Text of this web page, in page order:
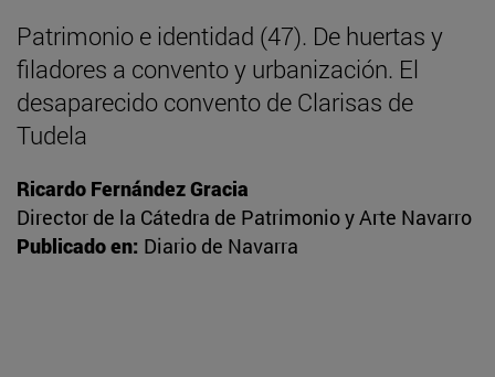
Patrimonio e identidad (47). De huertas y
filadores a convento y urbanización. El
desaparecido convento de Clarisas de
Tudela
Ricardo Fernández Gracia
Director de la Cátedra de Patrimonio y Arte Navarro
Publicado en: Diario de Navarra